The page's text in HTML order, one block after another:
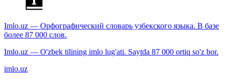
Imlo.uz — Орфографический словарь узбекского языка. В базе
более 87 000 слов.
Imlo.uz — O'zbek tilining imlo lug'ati. Saytda 87 000 ortiq so'z bor.
imlo.uz